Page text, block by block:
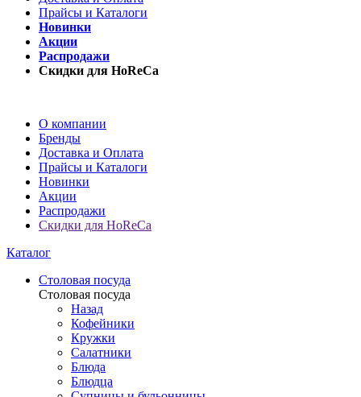
Прайсы и Каталоги
Новинки
Акции
Распродажи
Скидки для HoReCa
О компании
Бренды
Доставка и Оплата
Прайсы и Каталоги
Новинки
Акции
Распродажи
Скидки для HoReCa
Каталог
Столовая посуда
Столовая посуда
Назад
Кофейники
Кружки
Салатники
Блюда
Блюдца